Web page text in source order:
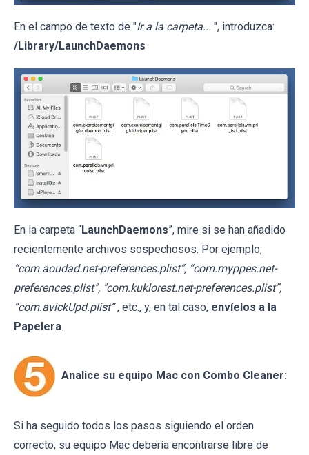
En el campo de texto de "Ir a la carpeta... ", introduzca:
/Library/LaunchDaemons
En la carpeta “LaunchDaemons”, mire si se han añadido
recientemente archivos sospechosos. Por ejemplo,
“com.aoudad.net-preferences.plist”, “com.myppes.net-
preferences.plist”, "com.kuklorest.net-preferences.plist”,
“com.avickUpd.plist” , etc., y, en tal caso, envíelos a la
Papelera.
Analice su equipo Mac con Combo Cleaner:
Si ha seguido todos los pasos siguiendo el orden
correcto, su equipo Mac debería encontrarse libre de